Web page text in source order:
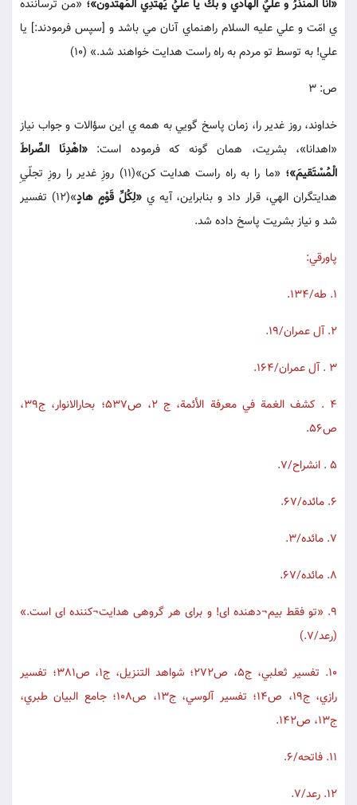
«انا المنذرُ و عليٌ الهادي و بكَ يا عليُ يَهتدِي المُهتَدُون»؛ «من ترساننده
ي امّت و علي عليه السلام راهنماي آنان مي باشد و [سپس فرمودند:] يا
علي! به توسط تو مردم به راه راست هدايت خواهند شد.» (10)
ص: 3
خداوند، روز غدير را، زمان پاسخ گويي به همه ي اين سؤالات و جواب نياز
«اهدانا»، بشريت، همان گونه كه فرموده است:«اهْدِنَا الصِّراطَ
الْمُسْتَقيمَ»؛
«ما را به راه راست هدايت كن»(11) روزِ غدير را روزِ تجلّيِ
هدايتگران الهي، قرار داد و بنابراين، آيه ي«لِكُلِّ قَوْمٍ هادٍ
»(12) تفسير
شد و نياز بشريت پاسخ داده شد.
پاورقي:
1. طه/134.
2. آل عمران/19.
3 . آل عمران/164.
4 . كشف الغمة في معرفة الأئمة، ج 2، ص537؛ بحارالانوار، ج39،
ص56.
5 . انشراح/7.
6. مائده/67.
7. مائده/3.
8. مائده/67.
9. «تو فقط بيم¬دهنده اى! و براى هر گروهى هدايت¬كننده اى است.»
(رعد/7.)
10. تفسير ثعلبي، ج5، ص272؛ شواهد التنزيل، ج1، ص381؛ تفسير
رازي، ج19، ص14؛ تفسير آلوسي، ج13، ص108؛ جامع البيان طبري،
ج13، ص142.
11. فاتحه/6.
12. رعد/7.